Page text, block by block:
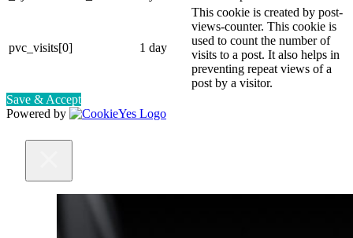
pvc_visits[0] 1 day
This cookie is created by post-
views-counter. This cookie is
used to count the number of
visits to a post. It also helps in
preventing repeat views of a
post by a visitor.
Save & Accept
Powered by